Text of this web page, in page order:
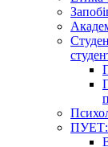
ПУЕТ: